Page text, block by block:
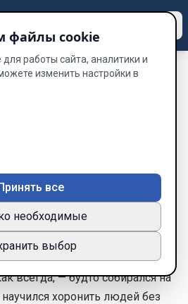
город опять ошибся с
всегда, — будто собирался на
хоронить людей без
файлы cookie
работы сайта, аналитики и
изменить настройки в
все
необходимые
выбор